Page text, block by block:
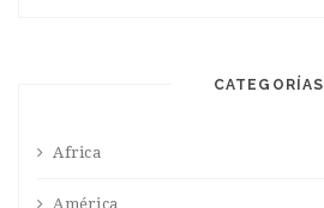
CATEGORÍAS
Africa
América